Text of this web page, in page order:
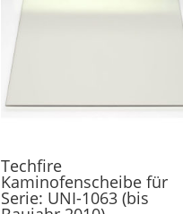
Techfire
Kaminofenscheibe für
Serie: UNI-1063 (bis